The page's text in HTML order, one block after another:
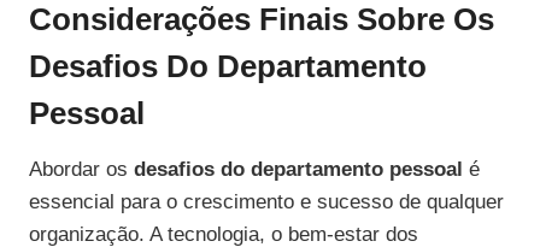
Considerações Finais Sobre Os
Desafios Do Departamento
Pessoal
Abordar os desafios do departamento pessoal é
essencial para o crescimento e sucesso de qualquer
organização. A tecnologia, o bem-estar dos